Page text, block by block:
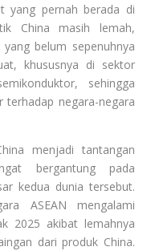
yang pernah berada di
China masih lemah,
belum sepenuhnya
khususnya di sektor
sehingga
negara-negara
menjadi tantangan
bergantung pada
kedua dunia tersebut.
ASEAN mengalami
2025 akibat lemahnya
dari produk China.